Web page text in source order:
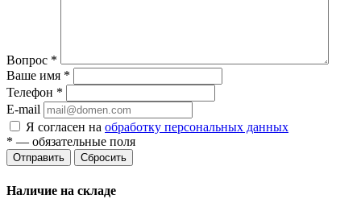
Вопрос *
Ваше имя *
Телефон *
E-mail
Я согласен на обработку персональных данных
* — обязательные поля
Отправить Сбросить
Наличие на складе